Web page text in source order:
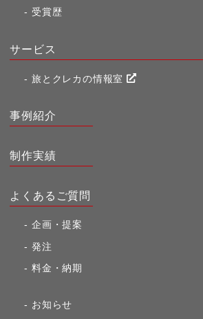
受賞歴
サービス
旅とクレカの情報室
事例紹介
制作実績
よくあるご質問
企画・提案
発注
料金・納期
お知らせ